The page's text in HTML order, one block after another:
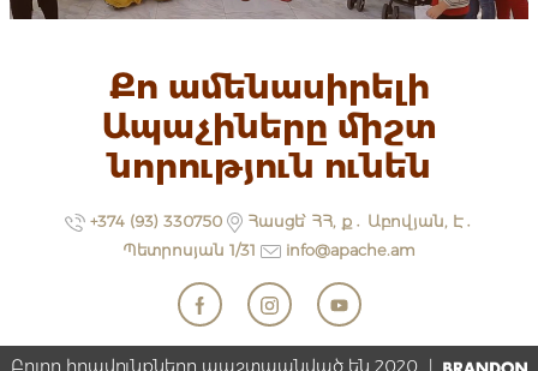
Քո ամենասիրելի
Ապաչիները միշտ
նորություն ունեն
+374 (93) 330750
Հասցե՝ ՀՀ, ք․ Աբովյան, Է․
Պետրոսյան 1/31
info@apache.am
Բոլոր իրավունքները պաշտպանված են 2020 |